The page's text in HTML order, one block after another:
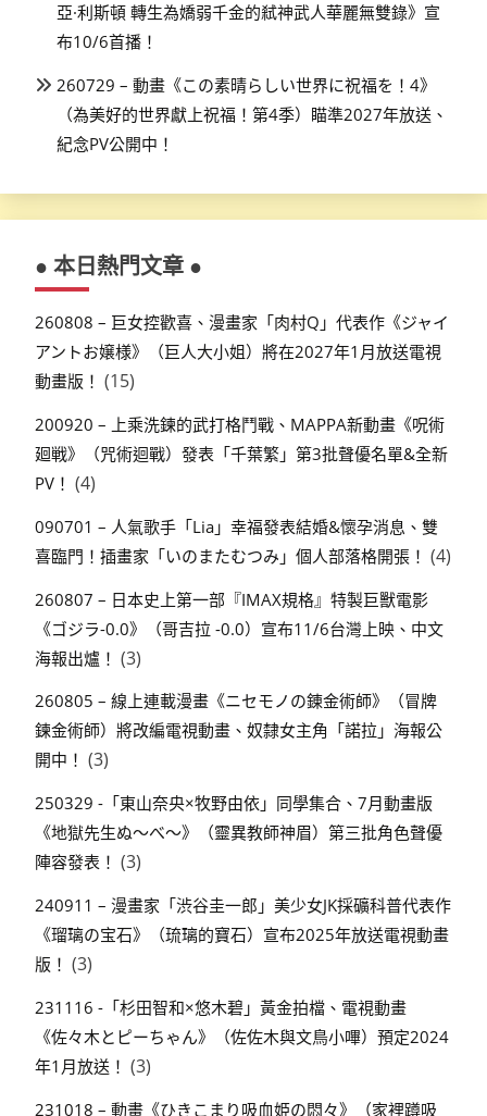
亞·利斯頓 轉生為嬌弱千金的弒神武人華麗無雙錄》宣
布10/6首播！
260729 – 動畫《この素晴らしい世界に祝福を！4》
（為美好的世界獻上祝福！第4季）瞄準2027年放送、
紀念PV公開中！
● 本日熱門文章 ●
260808 – 巨女控歡喜、漫畫家「肉村Q」代表作《ジャイ
アントお嬢様》（巨人大小姐）將在2027年1月放送電視
動畫版！ (15)
200920 – 上乘洗鍊的武打格鬥戰、MAPPA新動畫《呪術
廻戦》（咒術迴戰）發表「千葉繁」第3批聲優名單&全新
PV！ (4)
090701 – 人氣歌手「Lia」幸福發表結婚&懷孕消息、雙
喜臨門！插畫家「いのまたむつみ」個人部落格開張！ (4)
260807 – 日本史上第一部『IMAX規格』特製巨獸電影
《ゴジラ-0.0》（哥吉拉 -0.0）宣布11/6台灣上映、中文
海報出爐！ (3)
260805 – 線上連載漫畫《ニセモノの錬金術師》（冒牌
鍊金術師）將改編電視動畫、奴隸女主角「諾拉」海報公
開中！ (3)
250329 -「東山奈央×牧野由依」同學集合、7月動畫版
《地獄先生ぬ～べ～》（靈異教師神眉）第三批角色聲優
陣容發表！ (3)
240911 – 漫畫家「渋谷圭一郎」美少女JK採礦科普代表作
《瑠璃の宝石》（琉璃的寶石）宣布2025年放送電視動畫
版！ (3)
231116 -「杉田智和×悠木碧」黃金拍檔、電視動畫
《佐々木とピーちゃん》（佐佐木與文鳥小嗶）預定2024
年1月放送！ (3)
231018 – 動畫《ひきこまり吸血姫の悶々》（家裡蹲吸